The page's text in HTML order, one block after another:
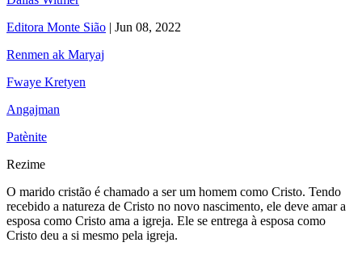
Editora Monte Sião | Jun 08, 2022
Renmen ak Maryaj
Fwaye Kretyen
Angajman
Patènite
Rezime
O marido cristão é chamado a ser um homem como Cristo. Tendo
recebido a natureza de Cristo no novo nascimento, ele deve amar a
esposa como Cristo ama a igreja. Ele se entrega à esposa como
Cristo deu a si mesmo pela igreja.